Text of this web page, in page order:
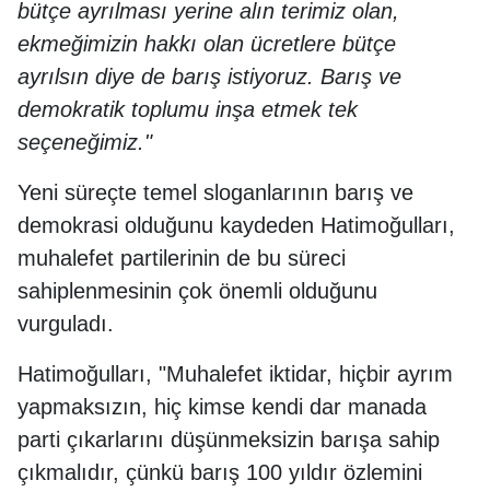
bütçe ayrılması yerine alın terimiz olan,
ekmeğimizin hakkı olan ücretlere bütçe
ayrılsın diye de barış istiyoruz. Barış ve
demokratik toplumu inşa etmek tek
seçeneğimiz."
Yeni süreçte temel sloganlarının barış ve
demokrasi olduğunu kaydeden Hatimoğulları,
muhalefet partilerinin de bu süreci
sahiplenmesinin çok önemli olduğunu
vurguladı.
Hatimoğulları, "Muhalefet iktidar, hiçbir ayrım
yapmaksızın, hiç kimse kendi dar manada
parti çıkarlarını düşünmeksizin barışa sahip
çıkmalıdır, çünkü barış 100 yıldır özlemini